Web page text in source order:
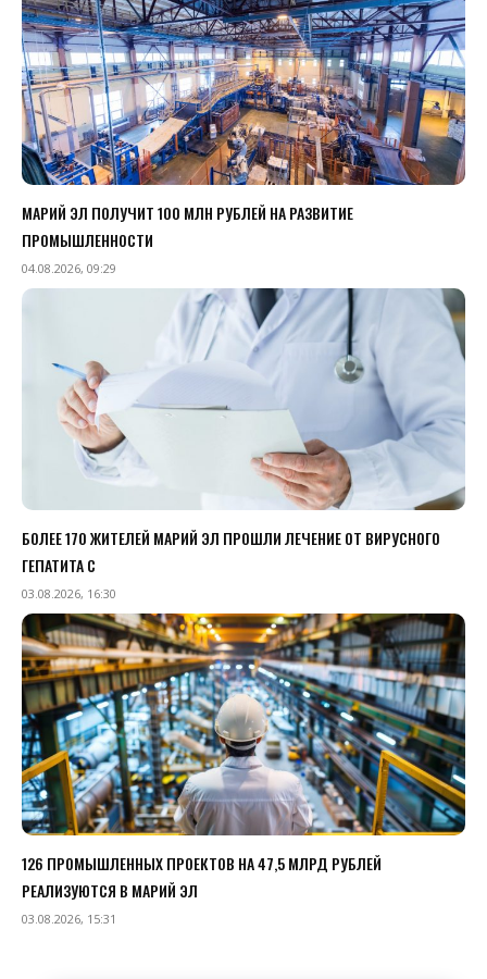
МАРИЙ ЭЛ ПОЛУЧИТ 100 МЛН РУБЛЕЙ НА РАЗВИТИЕ
ПРОМЫШЛЕННОСТИ
04.08.2026, 09:29
БОЛЕЕ 170 ЖИТЕЛЕЙ МАРИЙ ЭЛ ПРОШЛИ ЛЕЧЕНИЕ ОТ ВИРУСНОГО
ГЕПАТИТА С
03.08.2026, 16:30
126 ПРОМЫШЛЕННЫХ ПРОЕКТОВ НА 47,5 МЛРД РУБЛЕЙ
РЕАЛИЗУЮТСЯ В МАРИЙ ЭЛ
03.08.2026, 15:31